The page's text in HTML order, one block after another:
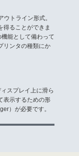
トライン形式。
得ることができま
能として備わって
リンタの種類にか
スプレイ上に滑ら
表示するための形
）が必要です。